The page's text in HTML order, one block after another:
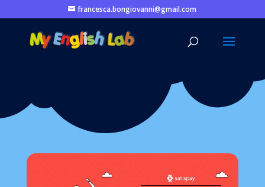
francesca.bongiovanni@gmail.com